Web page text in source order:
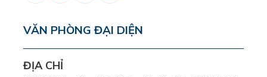
VĂN PHÒNG ĐẠI DIỆN
ĐỊA CHỈ